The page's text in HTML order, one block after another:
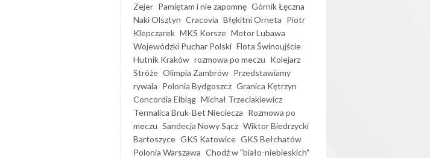
Zejer Pamiętam i nie zapomnę Górnik Łęczna
Naki Olsztyn Cracovia Błękitni Orneta Piotr
Klepczarek MKS Korsze Motor Lubawa
Wojewódzki Puchar Polski Flota Świnoujście
Hutnik Kraków rozmowa po meczu Kolejarz
Stróże Olimpia Zambrów Przedstawiamy
rywala Polonia Bydgoszcz Granica Kętrzyn
Concordia Elbląg Michał Trzeciakiewicz
Termalica Bruk-Bet Nieciecza Rozmowa po
meczu Sandecja Nowy Sącz Wiktor Biedrzycki
Bartoszyce GKS Katowice GKS Bełchatów
Polonia Warszawa Chodź w "biało-niebieskich"